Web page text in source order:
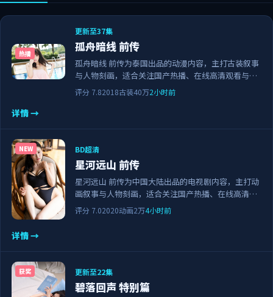
热播
更新至37集
孤舟暗线 前传
孤舟暗线 前传为泰国出品的动漫内容，主打古装叙事
与人物刻画，适合关注国产热播、在线高清观看与正
版资源的观众。剧情节奏紧凑，画面清晰流畅，可作
评分 7.82018古装40万2小时前
详情 →
NEW BD超清
星河远山 前传
星河远山 前传为中国大陆出品的电视剧内容，主打动
画叙事与人物刻画，适合关注国产热播、在线高清观
看与正版资源的观众。剧情节奏紧凑，画面清晰流
畅，可作为日常追剧与家庭观影的备选佳作。
评分 7.02020动画2万4小时前
详情 →
获奖 更新至22集
碧落回声 特别篇